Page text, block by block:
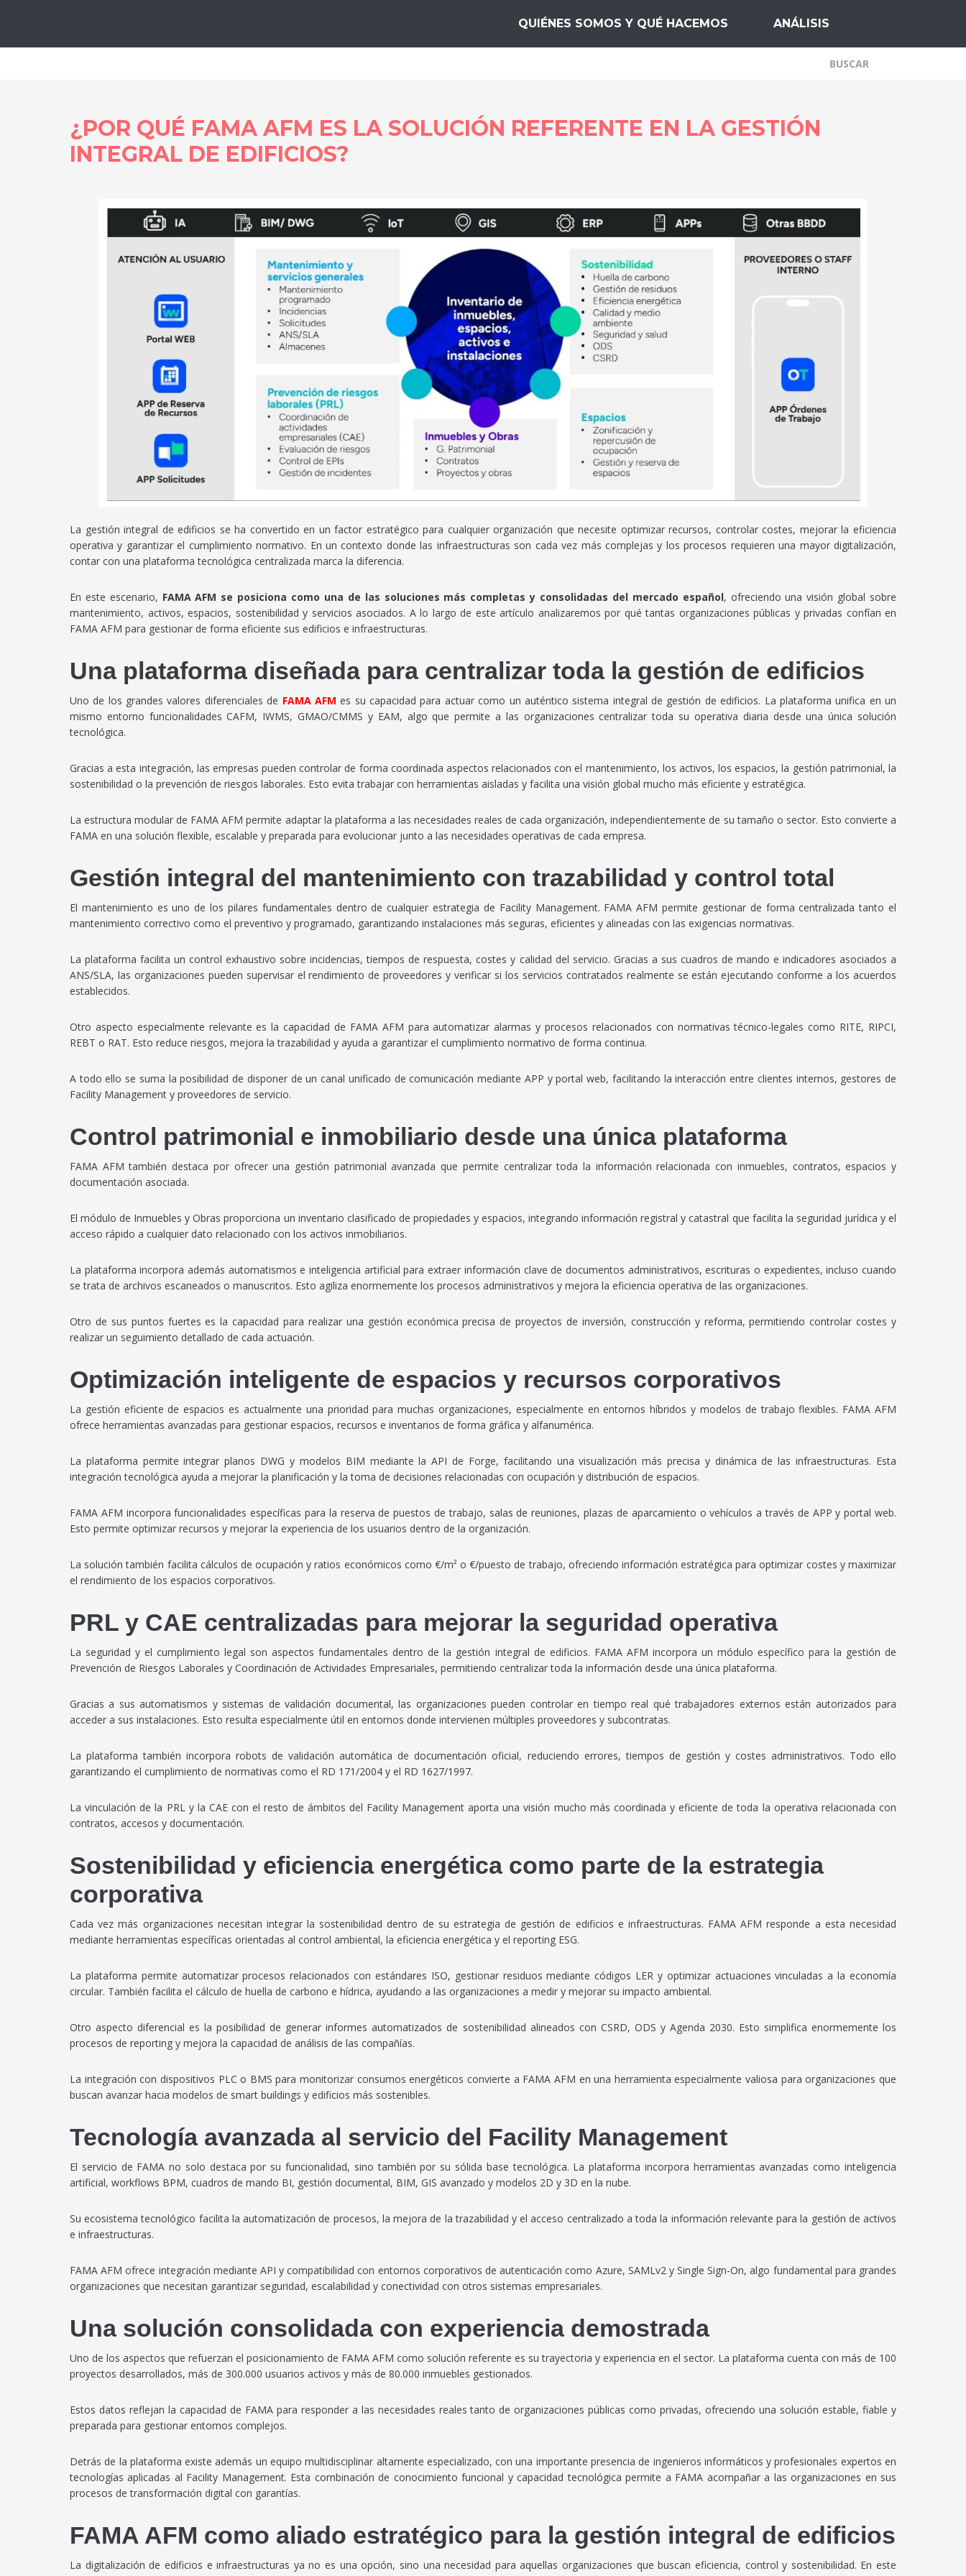
QUIÉNES SOMOS Y QUÉ HACEMOS ANÁLISIS
¿POR QUÉ FAMA AFM ES LA SOLUCIÓN REFERENTE EN LA GESTIÓN
INTEGRAL DE EDIFICIOS?
La gestión integral de edificios se ha convertido en un factor estratégico para cualquier organización que necesite optimizar recursos, controlar costes, mejorar la eficiencia
operativa y garantizar el cumplimiento normativo. En un contexto donde las infraestructuras son cada vez más complejas y los procesos requieren una mayor digitalización,
contar con una plataforma tecnológica centralizada marca la diferencia.
En este escenario, FAMA AFM se posiciona como una de las soluciones más completas y consolidadas del mercado español, ofreciendo una visión global sobre
mantenimiento, activos, espacios, sostenibilidad y servicios asociados. A lo largo de este artículo analizaremos por qué tantas organizaciones públicas y privadas confían en
FAMA AFM para gestionar de forma eficiente sus edificios e infraestructuras.
Una plataforma diseñada para centralizar toda la gestión de edificios
Uno de los grandes valores diferenciales de FAMA AFM es su capacidad para actuar como un auténtico sistema integral de gestión de edificios. La plataforma unifica en un
mismo entorno funcionalidades CAFM, IWMS, GMAO/CMMS y EAM, algo que permite a las organizaciones centralizar toda su operativa diaria desde una única solución
tecnológica.
Gracias a esta integración, las empresas pueden controlar de forma coordinada aspectos relacionados con el mantenimiento, los activos, los espacios, la gestión patrimonial, la
sostenibilidad o la prevención de riesgos laborales. Esto evita trabajar con herramientas aisladas y facilita una visión global mucho más eficiente y estratégica.
La estructura modular de FAMA AFM permite adaptar la plataforma a las necesidades reales de cada organización, independientemente de su tamaño o sector. Esto convierte a
FAMA en una solución flexible, escalable y preparada para evolucionar junto a las necesidades operativas de cada empresa.
Gestión integral del mantenimiento con trazabilidad y control total
El mantenimiento es uno de los pilares fundamentales dentro de cualquier estrategia de Facility Management. FAMA AFM permite gestionar de forma centralizada tanto el
mantenimiento correctivo como el preventivo y programado, garantizando instalaciones más seguras, eficientes y alineadas con las exigencias normativas.
La plataforma facilita un control exhaustivo sobre incidencias, tiempos de respuesta, costes y calidad del servicio. Gracias a sus cuadros de mando e indicadores asociados a
ANS/SLA, las organizaciones pueden supervisar el rendimiento de proveedores y verificar si los servicios contratados realmente se están ejecutando conforme a los acuerdos
establecidos.
Otro aspecto especialmente relevante es la capacidad de FAMA AFM para automatizar alarmas y procesos relacionados con normativas técnico-legales como RITE, RIPCI,
REBT o RAT. Esto reduce riesgos, mejora la trazabilidad y ayuda a garantizar el cumplimiento normativo de forma continua.
A todo ello se suma la posibilidad de disponer de un canal unificado de comunicación mediante APP y portal web, facilitando la interacción entre clientes internos, gestores de
Facility Management y proveedores de servicio.
Control patrimonial e inmobiliario desde una única plataforma
FAMA AFM también destaca por ofrecer una gestión patrimonial avanzada que permite centralizar toda la información relacionada con inmuebles, contratos, espacios y
documentación asociada.
El módulo de Inmuebles y Obras proporciona un inventario clasificado de propiedades y espacios, integrando información registral y catastral que facilita la seguridad jurídica y el
acceso rápido a cualquier dato relacionado con los activos inmobiliarios.
La plataforma incorpora además automatismos e inteligencia artificial para extraer información clave de documentos administrativos, escrituras o expedientes, incluso cuando
se trata de archivos escaneados o manuscritos. Esto agiliza enormemente los procesos administrativos y mejora la eficiencia operativa de las organizaciones.
Otro de sus puntos fuertes es la capacidad para realizar una gestión económica precisa de proyectos de inversión, construcción y reforma, permitiendo controlar costes y
realizar un seguimiento detallado de cada actuación.
Optimización inteligente de espacios y recursos corporativos
La gestión eficiente de espacios es actualmente una prioridad para muchas organizaciones, especialmente en entornos híbridos y modelos de trabajo flexibles. FAMA AFM
ofrece herramientas avanzadas para gestionar espacios, recursos e inventarios de forma gráfica y alfanumérica.
La plataforma permite integrar planos DWG y modelos BIM mediante la API de Forge, facilitando una visualización más precisa y dinámica de las infraestructuras. Esta
integración tecnológica ayuda a mejorar la planificación y la toma de decisiones relacionadas con ocupación y distribución de espacios.
FAMA AFM incorpora funcionalidades específicas para la reserva de puestos de trabajo, salas de reuniones, plazas de aparcamiento o vehículos a través de APP y portal web.
Esto permite optimizar recursos y mejorar la experiencia de los usuarios dentro de la organización.
La solución también facilita cálculos de ocupación y ratios económicos como €/m² o €/puesto de trabajo, ofreciendo información estratégica para optimizar costes y maximizar
el rendimiento de los espacios corporativos.
PRL y CAE centralizadas para mejorar la seguridad operativa
La seguridad y el cumplimiento legal son aspectos fundamentales dentro de la gestión integral de edificios. FAMA AFM incorpora un módulo específico para la gestión de
Prevención de Riesgos Laborales y Coordinación de Actividades Empresariales, permitiendo centralizar toda la información desde una única plataforma.
Gracias a sus automatismos y sistemas de validación documental, las organizaciones pueden controlar en tiempo real qué trabajadores externos están autorizados para
acceder a sus instalaciones. Esto resulta especialmente útil en entornos donde intervienen múltiples proveedores y subcontratas.
La plataforma también incorpora robots de validación automática de documentación oficial, reduciendo errores, tiempos de gestión y costes administrativos. Todo ello
garantizando el cumplimiento de normativas como el RD 171/2004 y el RD 1627/1997.
La vinculación de la PRL y la CAE con el resto de ámbitos del Facility Management aporta una visión mucho más coordinada y eficiente de toda la operativa relacionada con
contratos, accesos y documentación.
Sostenibilidad y eficiencia energética como parte de la estrategia
corporativa
Cada vez más organizaciones necesitan integrar la sostenibilidad dentro de su estrategia de gestión de edificios e infraestructuras. FAMA AFM responde a esta necesidad
mediante herramientas específicas orientadas al control ambiental, la eficiencia energética y el reporting ESG.
La plataforma permite automatizar procesos relacionados con estándares ISO, gestionar residuos mediante códigos LER y optimizar actuaciones vinculadas a la economía
circular. También facilita el cálculo de huella de carbono e hídrica, ayudando a las organizaciones a medir y mejorar su impacto ambiental.
Otro aspecto diferencial es la posibilidad de generar informes automatizados de sostenibilidad alineados con CSRD, ODS y Agenda 2030. Esto simplifica enormemente los
procesos de reporting y mejora la capacidad de análisis de las compañías.
La integración con dispositivos PLC o BMS para monitorizar consumos energéticos convierte a FAMA AFM en una herramienta especialmente valiosa para organizaciones que
buscan avanzar hacia modelos de smart buildings y edificios más sostenibles.
Tecnología avanzada al servicio del Facility Management
El servicio de FAMA no solo destaca por su funcionalidad, sino también por su sólida base tecnológica. La plataforma incorpora herramientas avanzadas como inteligencia
artificial, workflows BPM, cuadros de mando BI, gestión documental, BIM, GIS avanzado y modelos 2D y 3D en la nube.
Su ecosistema tecnológico facilita la automatización de procesos, la mejora de la trazabilidad y el acceso centralizado a toda la información relevante para la gestión de activos
e infraestructuras.
FAMA AFM ofrece integración mediante API y compatibilidad con entornos corporativos de autenticación como Azure, SAMLv2 y Single Sign-On, algo fundamental para grandes
organizaciones que necesitan garantizar seguridad, escalabilidad y conectividad con otros sistemas empresariales.
Una solución consolidada con experiencia demostrada
Uno de los aspectos que refuerzan el posicionamiento de FAMA AFM como solución referente es su trayectoria y experiencia en el sector. La plataforma cuenta con más de 100
proyectos desarrollados, más de 300.000 usuarios activos y más de 80.000 inmuebles gestionados.
Estos datos reflejan la capacidad de FAMA para responder a las necesidades reales tanto de organizaciones públicas como privadas, ofreciendo una solución estable, fiable y
preparada para gestionar entornos complejos.
Detrás de la plataforma existe además un equipo multidisciplinar altamente especializado, con una importante presencia de ingenieros informáticos y profesionales expertos en
tecnologías aplicadas al Facility Management. Esta combinación de conocimiento funcional y capacidad tecnológica permite a FAMA acompañar a las organizaciones en sus
procesos de transformación digital con garantías.
FAMA AFM como aliado estratégico para la gestión integral de edificios
La digitalización de edificios e infraestructuras ya no es una opción, sino una necesidad para aquellas organizaciones que buscan eficiencia, control y sostenibilidad. En este